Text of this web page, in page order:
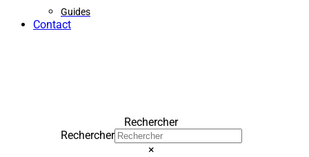
Guides
Contact
Rechercher
Rechercher
×